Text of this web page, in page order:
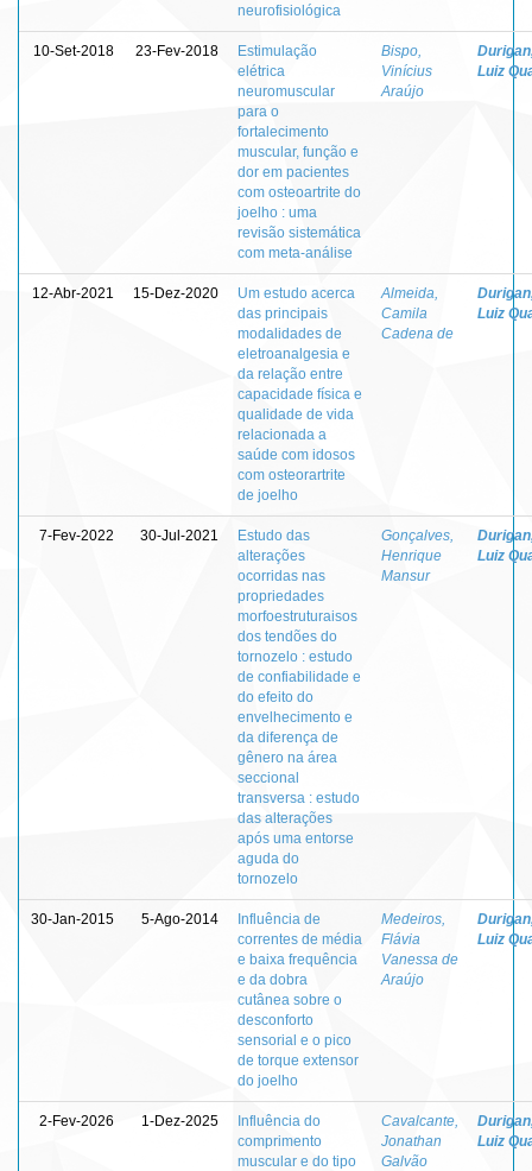
neurofisiológica
10-Set-2018 23-Fev-2018
Estimulação
elétrica
neuromuscular
para o
fortalecimento
muscular, função e
dor em pacientes
com osteoartrite do
joelho : uma
revisão sistemática
com meta-análise
Bispo,
Vinícius
Araújo
Luiz
12-Abr-2021 15-Dez-2020
Um estudo acerca
das principais
modalidades de
eletroanalgesia e
da relação entre
capacidade física e
qualidade de vida
relacionada a
saúde com idosos
com osteorartrite
de joelho
Almeida,
Camila
Cadena de
Luiz
7-Fev-2022 30-Jul-2021
Estudo das
alterações
ocorridas nas
propriedades
morfoestruturaisos
dos tendões do
tornozelo : estudo
de confiabilidade e
do efeito do
envelhecimento e
da diferença de
gênero na área
seccional
transversa : estudo
das alterações
após uma entorse
aguda do
tornozelo
Gonçalves,
Henrique
Mansur
Luiz
30-Jan-2015 5-Ago-2014
Influência de
correntes de média
e baixa frequência
e da dobra
cutânea sobre o
desconforto
sensorial e o pico
de torque extensor
do joelho
Medeiros,
Flávia
Vanessa de
Araújo
Luiz
2-Fev-2026 1-Dez-2025
Influência do
comprimento
muscular e do tipo
Cavalcante,
Jonathan
Galvão
Luiz